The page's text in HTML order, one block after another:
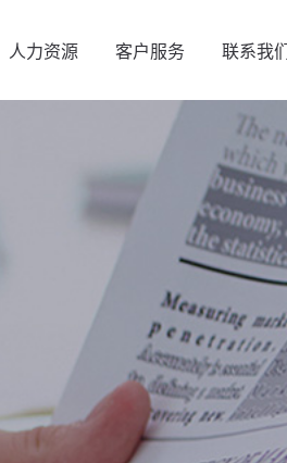
人力资源 客户服务 联系我们